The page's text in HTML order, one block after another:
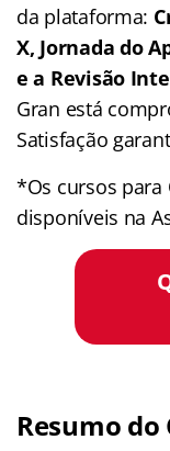
da plataforma:
X, Jornada do
e a Revisão
Gran está
Satisfação
*Os cursos para
disponíveis na
Resumo do